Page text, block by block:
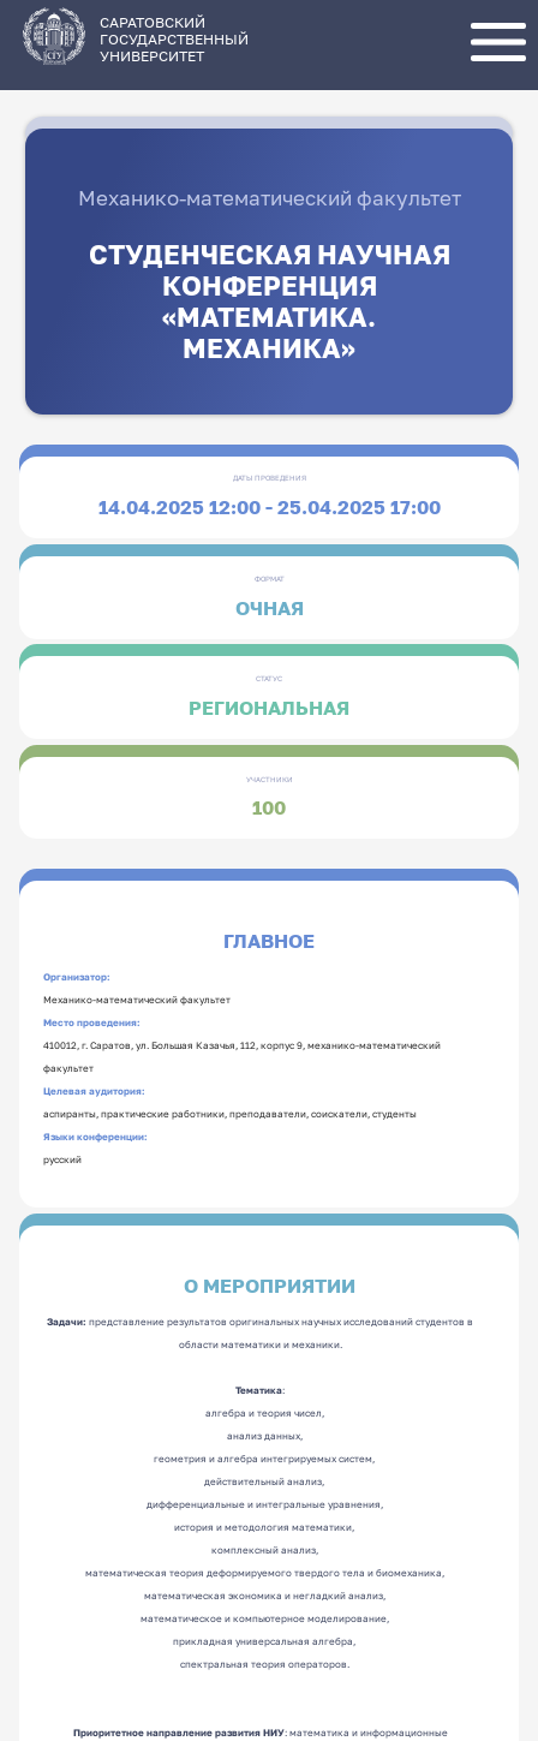
основному
содержанию
САРАТОВСКИЙ
ГОСУДАРСТВЕННЫЙ
УНИВЕРСИТЕТ
Механико-математический факультет
СТУДЕНЧЕСКАЯ НАУЧНАЯ
КОНФЕРЕНЦИЯ
«МАТЕМАТИКА.
МЕХАНИКА»
ДАТЫ ПРОВЕДЕНИЯ
14.04.2025 12:00 - 25.04.2025 17:00
ФОРМАТ
ОЧНАЯ
СТАТУС
РЕГИОНАЛЬНАЯ
УЧАСТНИКИ
100
ГЛАВНОЕ
Организатор:
Механико-математический факультет
Место проведения:
410012, г. Саратов, ул. Большая Казачья, 112, корпус 9, механико-математический
факультет
Целевая аудитория:
аспиранты, практические работники, преподаватели, соискатели, студенты
Языки конференции:
русский
О МЕРОПРИЯТИИ
Задачи: представление результатов оригинальных научных исследований студентов в
области математики и механики.
Тематика:
алгебра и теория чисел,
анализ данных,
геометрия и алгебра интегрируемых систем,
действительный анализ,
дифференциальные и интегральные уравнения,
история и методология математики,
комплексный анализ,
математическая теория деформируемого твердого тела и биомеханика,
математическая экономика и негладкий анализ,
математическое и компьютерное моделирование,
прикладная универсальная алгебра,
спектральная теория операторов.
Приоритетное направление развития НИУ: математика и информационные